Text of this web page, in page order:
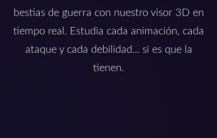
bestias de guerra con nuestro visor 3D en
tiempo real. Estudia cada animación, cada
ataque y cada debilidad... si es que la
tienen.